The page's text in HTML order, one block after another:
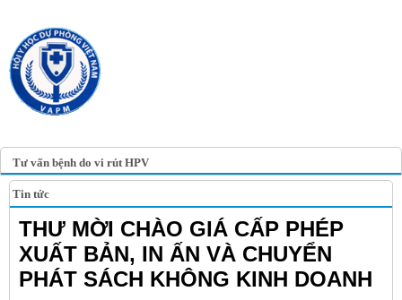
Tư vấn bệnh do vi rút HPV
Tin tức
THƯ MỜI CHÀO GIÁ CẤP PHÉP
XUẤT BẢN, IN ẤN VÀ CHUYỂN
PHÁT SÁCH KHÔNG KINH DOANH